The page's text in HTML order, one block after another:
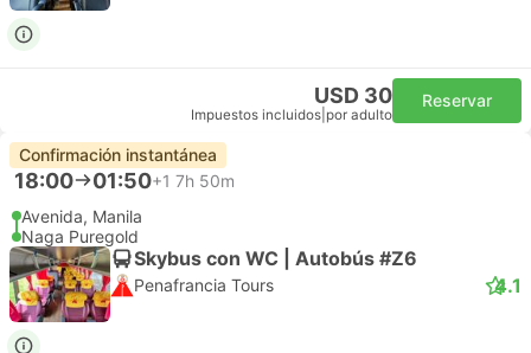
USD 30
Impuestos incluidos por adulto
Reservar
Confirmación instantánea
18:00 01:50+1 7h 50m
Avenida, Manila
Naga Puregold
Skybus con WC | Autobús #Z6
Penafrancia Tours 4.1